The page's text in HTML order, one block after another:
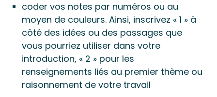
coder vos notes par numéros ou au
moyen de couleurs. Ainsi, inscrivez « 1 » à
côté des idées ou des passages que
vous pourriez utiliser dans votre
introduction, « 2 » pour les
renseignements liés au premier thème ou
raisonnement de votre travail